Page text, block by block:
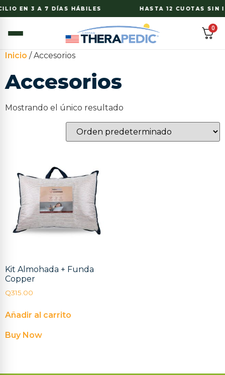
EN 3 A 7 DÍAS HÁBILES HASTA 12 CUOTAS SIN
0
Inicio / Accesorios
Accesorios
Mostrando el único resultado
Kit Almohada + Funda
Copper
Q315.00
Añadir al carrito
Buy Now